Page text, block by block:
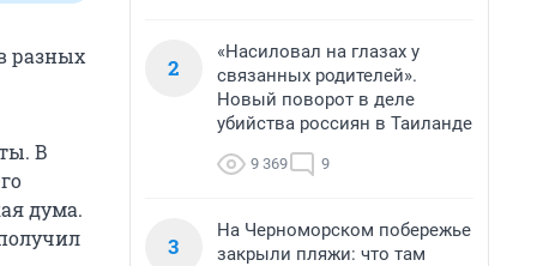
разных
В
дума.
2
«Насиловал на глазах у
связанных родителей».
Новый поворот в деле
убийства россиян в Таиланде
9 369 9
3
На Черноморском побережье
закрыли пляжи: что там